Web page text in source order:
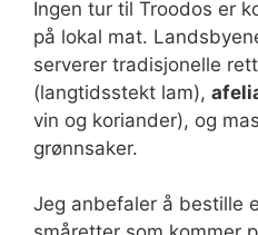
Ingen tur til Troodos er
på lokal mat.
serverer tradisjonelle
(langtidsstekt lam),
vin og koriander), og
grønnsaker.
Jeg anbefaler å bestille